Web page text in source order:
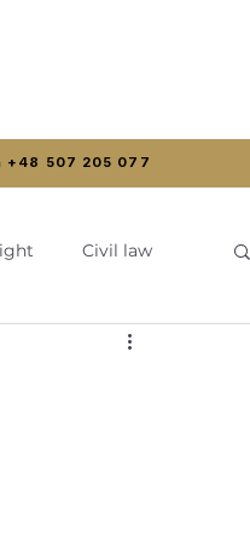
+48 507 205 077
Civil law
Cyberfeminizm